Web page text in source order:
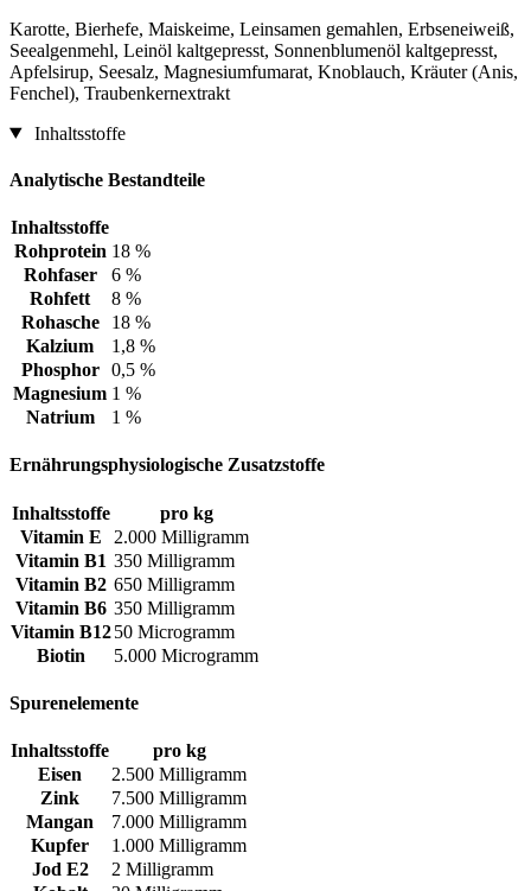
Karotte, Bierhefe, Maiskeime, Leinsamen gemahlen, Erbseneiweiß,
Seealgenmehl, Leinöl kaltgepresst, Sonnenblumenöl kaltgepresst,
Apfelsirup, Seesalz, Magnesiumfumarat, Knoblauch, Kräuter (Anis,
Fenchel), Traubenkernextrakt
Inhaltsstoffe
Analytische Bestandteile
Inhaltsstoffe
Rohprotein 18 %
Rohfaser
6 %
Rohfett
8 %
Rohasche
18 %
Kalzium
1,8 %
Phosphor
0,5 %
Magnesium 1 %
Natrium
1 %
Ernährungsphysiologische Zusatzstoffe
Inhaltsstoffe
pro kg
Vitamin E
2.000 Milligramm
Vitamin B1 350 Milligramm
Vitamin B2 650 Milligramm
Vitamin B6 350 Milligramm
Vitamin B1250 Microgramm
Biotin
5.000 Microgramm
Spurenelemente
Inhaltsstoffe
pro kg
Eisen
2.500 Milligramm
Zink
7.500 Milligramm
Mangan
7.000 Milligramm
Kupfer
1.000 Milligramm
Jod E2
2 Milligramm